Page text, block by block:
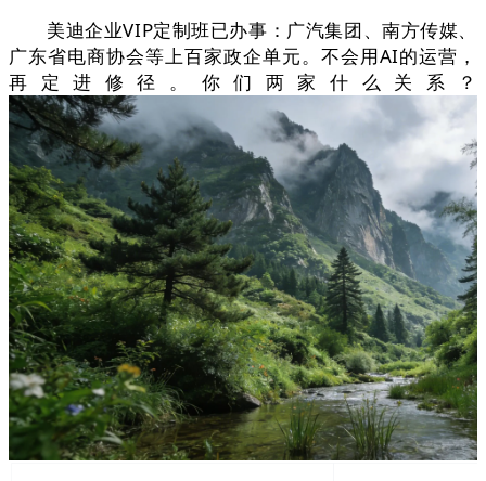
美迪企业VIP定制班已办事：广汽集团、南方传媒、
广东省电商协会等上百家政企单元。不会用AI的运营，
再定进修径。你们两家什么关系？